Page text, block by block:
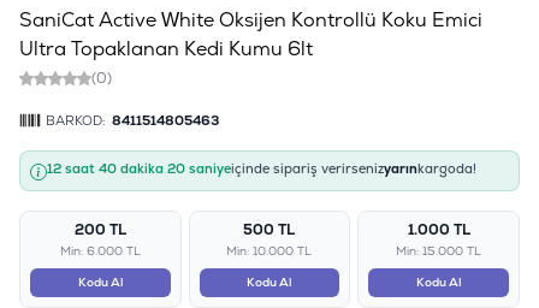
SaniCat Active White Oksijen Kontrollü Koku Emici
Ultra Topaklanan Kedi Kumu 6lt
(0)
BARKOD: 8411514805463
12 saat 40 dakika 20 saniyeiçinde sipariş verirsenizyarınkargoda!
200 TL
Min: 6.000 TL
Kodu Al
500 TL
Min: 10.000 TL
Kodu Al
1.000 TL
Min: 15.000 TL
Kodu Al